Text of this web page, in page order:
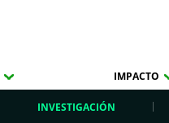
IMPACTO
INVESTIGACIÓN